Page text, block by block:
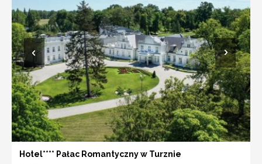
Hotel**** Pałac Romantyczny w Turznie